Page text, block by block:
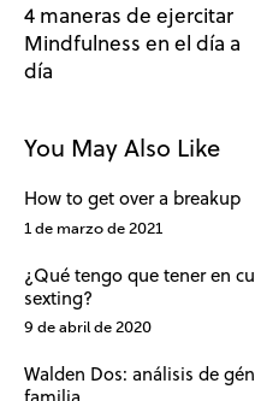
4 maneras de ejercitar
Mindfulness en el día a
día
You May Also Like
How to get over a breakup
1 de marzo de 2021
¿Qué tengo que tener en
sexting?
9 de abril de 2020
Walden Dos: análisis de